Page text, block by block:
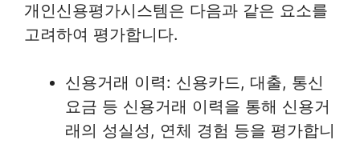
개인신용평가시스템은 다음과 같은 요소를
고려하여 평가합니다.
신용거래 이력: 신용카드, 대출, 통신
요금 등 신용거래 이력을 통해 신용거
래의 성실성, 연체 경험 등을 평가합니